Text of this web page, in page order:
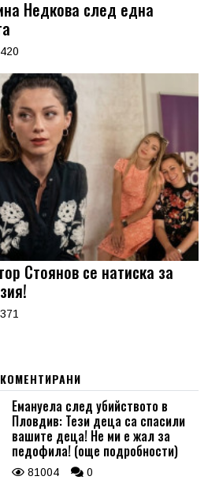
Недкова след една
420
Стоянов се натиска за
371
Емануела след убийството в
Пловдив: Тези деца са спасили
вашите деца! Не ми е жал за
педофила! (още подробности)
81004 0